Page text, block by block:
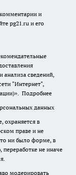
комментарии и
pg21.ru и его
анализа сведений,
"Интернет",
Подробнее
данных
охраняется в
праве и не
ни было форме, в
не иначе
модерировать